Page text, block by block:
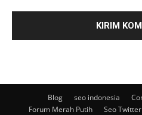
Blog seo indonesia
Forum Merah Putih
Seo Twitter